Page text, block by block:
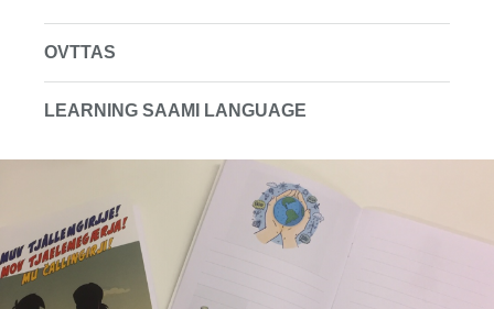
OVTTAS
LEARNING SAAMI LANGUAGE